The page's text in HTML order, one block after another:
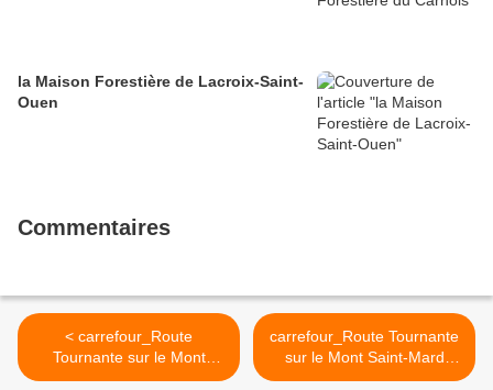
la Maison Forestière de Lacroix-Saint-
Ouen
Commentaires
< carrefour_Route
Tournante sur le Mont
Saint-Mard (GR12A)_Route
carrefour_Route Tournante
sur le Mont Saint-Mard
(GR12A)_Route Lambin >